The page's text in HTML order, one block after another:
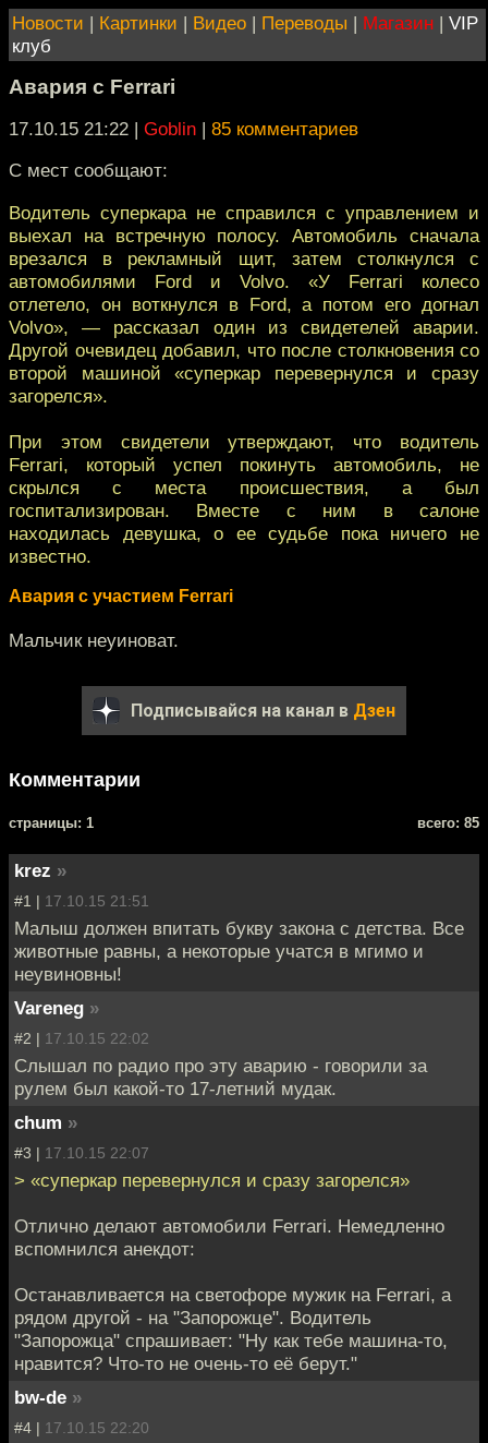
Новости | Картинки | Видео | Переводы | Магазин | VIP
клуб
Авария с Ferrari
17.10.15 21:22 | Goblin | 85 комментариев
С мест сообщают:
Водитель суперкара не справился с управлением и
выехал на встречную полосу. Автомобиль сначала
врезался в рекламный щит, затем столкнулся с
автомобилями Ford и Volvo. «У Ferrari колесо
отлетело, он воткнулся в Ford, а потом его догнал
Volvo», — рассказал один из свидетелей аварии.
Другой очевидец добавил, что после столкновения со
второй машиной «суперкар перевернулся и сразу
загорелся».
При этом свидетели утверждают, что водитель
Ferrari, который успел покинуть автомобиль, не
скрылся с места происшествия, а был
госпитализирован. Вместе с ним в салоне
находилась девушка, о ее судьбе пока ничего не
известно.
Авария с участием Ferrari
Мальчик неуиноват.
Подписывайся на канал в Дзен
Комментарии
cтраницы: 1 всего: 85
krez »
#1 | 17.10.15 21:51
Малыш должен впитать букву закона с детства. Все
животные равны, а некоторые учатся в мгимо и
неувиновны!
Vareneg »
#2 | 17.10.15 22:02
Слышал по радио про эту аварию - говорили за
рулем был какой-то 17-летний мудак.
chum »
#3 | 17.10.15 22:07
> «суперкар перевернулся и сразу загорелся»
Отлично делают автомобили Ferrari. Немедленно
вспомнился анекдот:
Останавливается на светофоре мужик на Ferrari, а
рядом другой - на "Запорожце". Водитель
"Запорожца" спрашивает: "Ну как тебе машина-то,
нравится? Что-то не очень-то её берут."
bw-de »
#4 | 17.10.15 22:20